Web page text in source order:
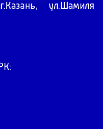
ул.Шамиля